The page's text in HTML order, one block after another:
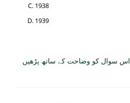
1938
1939
اس سوال کو وضاحت کے ساتھ پڑھیں